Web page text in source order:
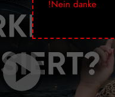
Nein danke!